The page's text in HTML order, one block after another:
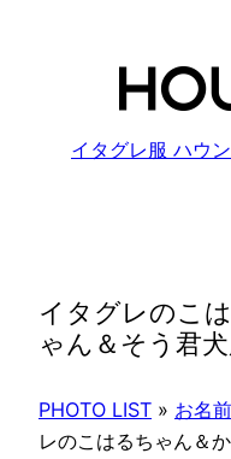
イタグレ服 ハウ
イタグレのこ
ゃん＆そう君
PHOTO LIST » お名
レのこはるちゃん＆